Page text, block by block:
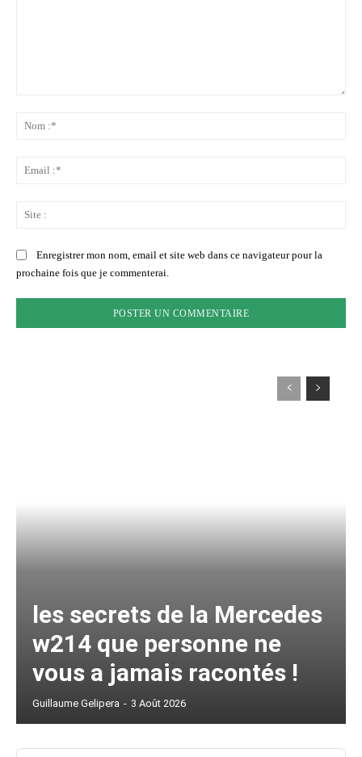
Enregistrer mon nom, email et site web dans ce navigateur pour la
prochaine fois que je commenterai.
les secrets de la Mercedes
w214 que personne ne
vous a jamais racontés !
Guillaume Gelipera - 3 Août 2026